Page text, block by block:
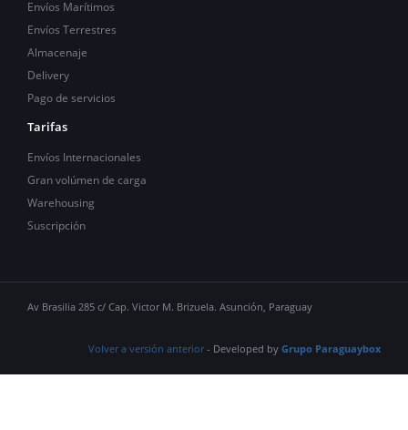
Envíos Marítimos
Envíos Terrestres
Almacenaje
Delivery
Pago de servicios
Tarifas
Envíos Internacionales
Gran volúmen de carga
Warehousing
Suscripción
Av Brasilia 285 c/ Cap. Victor M. Brizuela. Asunción, Paraguay
Volver a versión anterior- Developed by Grupo Paraguaybox